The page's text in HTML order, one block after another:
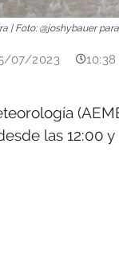
| Foto: @joshybauer
07/2023 10:38
las 12:00